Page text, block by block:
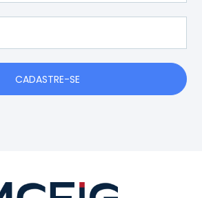
CADASTRE-SE